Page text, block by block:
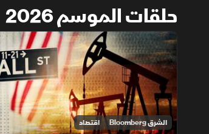
حلقات الموسم 2026
الشرق Bloomberg اقتصاد